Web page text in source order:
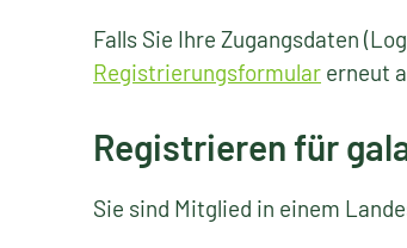
Falls Sie Ihre Zugangsdaten
Registrierungsformular erneut
Registrieren für
Sie sind Mitglied in einem